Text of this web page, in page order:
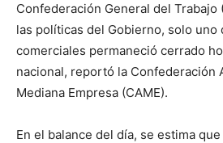
Confederación General del Trabajo
las políticas del Gobierno, solo uno
comerciales permaneció cerrado
nacional, reportó la Confederación
Mediana Empresa (CAME).
En el balance del día, se estima